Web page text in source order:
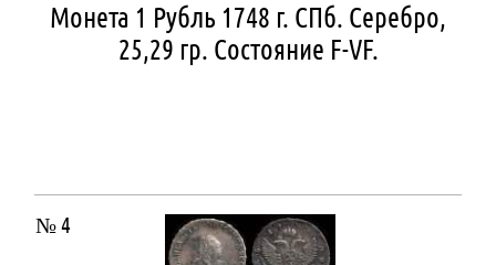
Монета 1 Рубль 1748 г. СПб. Серебро,
25,29 гр. Состояние F-VF.
№ 4